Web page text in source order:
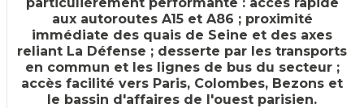
aux autoroutes A15 et A86 ; proximité
immédiate des quais de Seine et des axes
reliant La Défense ; desserte par les transports
en commun et les lignes de bus du secteur ;
accès facilité vers Paris, Colombes, Bezons et
le bassin d'affaires de l'ouest parisien.